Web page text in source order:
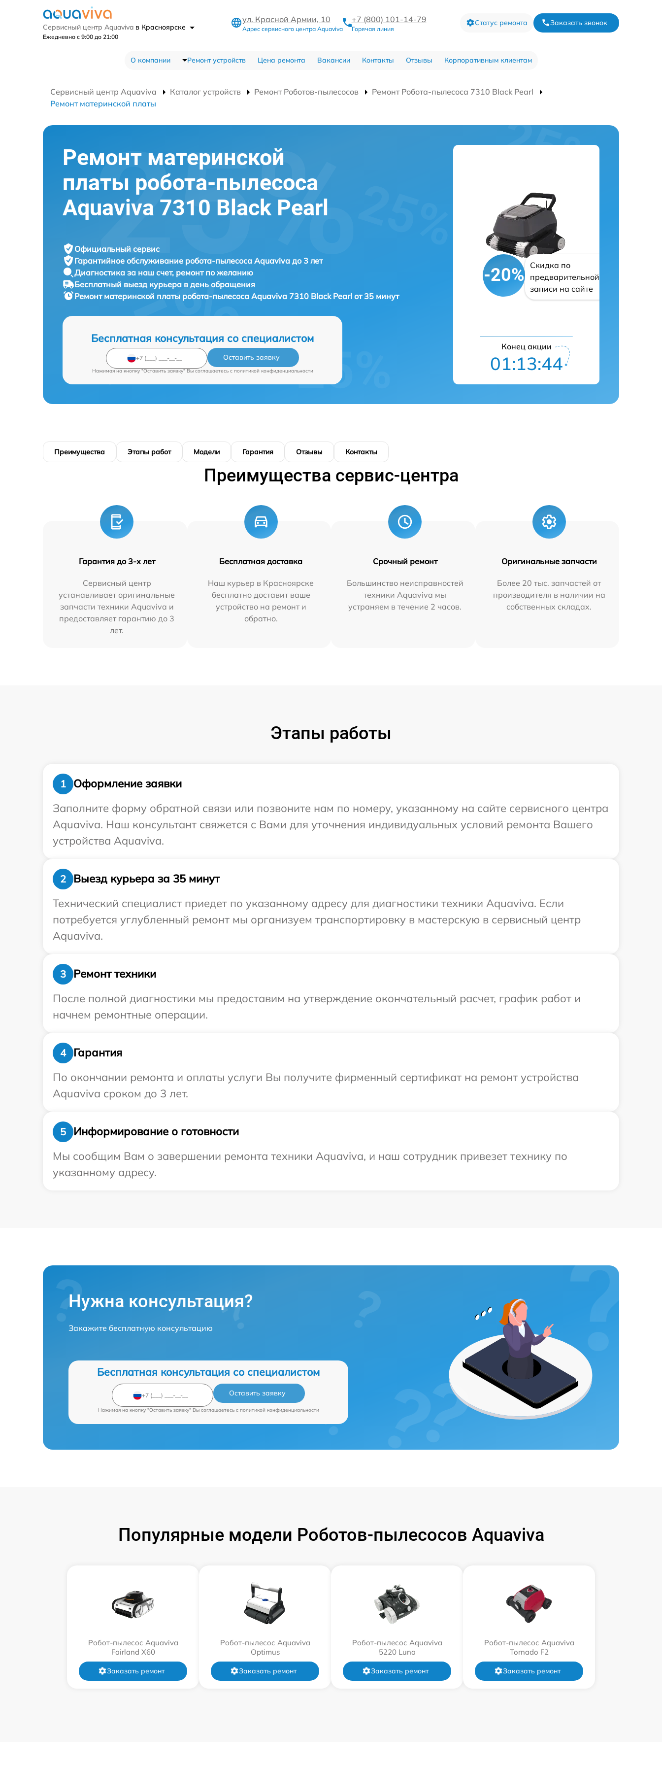
Сервисный центр Aquaviva в Красноярске
Ежедневно с 9:00 до 21:00
ул. Красной Армии, 10
Адрес сервисного центра Aquaviva
+7 (800) 101-14-79
Горячая линия
Статус ремонта Заказать звонок
О компании Ремонт устройств Цена ремонта Вакансии Контакты Отзывы Корпоративным клиентам
Сервисный центр Aquaviva Каталог устройств Ремонт Роботов-пылесосов
Ремонт Робота-пылесоса 7310 Black Pearl
Ремонт материнской платы
Ремонт материнской
платы робота-пылесоса
Aquaviva 7310 Black Pearl
Официальный сервис
Гарантийное обслуживание робота-пылесоса Aquaviva до 3 лет
Диагностика за наш счет, ремонт по желанию
Бесплатный выезд курьера в день обращения
Ремонт материнской платы робота-пылесоса Aquaviva 7310 Black Pearl от 35 минут
Бесплатная консультация со специалистом
Оставить заявку
Нажимая на кнопку "Оставить заявку" Вы соглашаетесь c политикой конфиденциальности
-20%
Скидка по
предварительной
записи на сайте
Конец акции
01:13:43
Преимущества Этапы работ Модели Гарантия Отзывы Контакты
Преимущества сервис-центра
Гарантия до 3-х лет
Сервисный центр
устанавливает оригинальные
запчасти техники Aquaviva и
предоставляет гарантию до 3
лет.
Бесплатная доставка
Наш курьер в Красноярске
бесплатно доставит ваше
устройство на ремонт и
обратно.
Срочный ремонт
Большинство неисправностей
техники Aquaviva мы
устраняем в течение 2 часов.
Оригинальные запчасти
Более 20 тыс. запчастей от
производителя в наличии на
собственных складах.
Этапы работы
1
Оформление заявки
Заполните форму обратной связи или позвоните нам по номеру, указанному на сайте сервисного центра
Aquaviva. Наш консультант свяжется с Вами для уточнения индивидуальных условий ремонта Вашего
устройства Aquaviva.
2
Выезд курьера за 35 минут
Технический специалист приедет по указанному адресу для диагностики техники Aquaviva. Если
потребуется углубленный ремонт мы организуем транспортировку в мастерскую в сервисный центр
Aquaviva.
3
Ремонт техники
После полной диагностики мы предоставим на утверждение окончательный расчет, график работ и
начнем ремонтные операции.
4
Гарантия
По окончании ремонта и оплаты услуги Вы получите фирменный сертификат на ремонт устройства
Aquaviva сроком до 3 лет.
5
Информирование о готовности
Мы сообщим Вам о завершении ремонта техники Aquaviva, и наш сотрудник привезет технику по
указанному адресу.
Нужна консультация?
Закажите бесплатную консультацию
Бесплатная консультация со специалистом
Оставить заявку
Нажимая на кнопку "Оставить заявку" Вы соглашаетесь c политикой конфиденциальности
Популярные модели Роботов-пылесосов Aquaviva
Робот-пылесос Aquaviva
Fairland X60
Заказать ремонт
Робот-пылесос Aquaviva
Optimus
Заказать ремонт
Робот-пылесос Aquaviva
5220 Luna
Заказать ремонт
Робот-пылесос Aquaviva
Tornado F2
Заказать ремонт